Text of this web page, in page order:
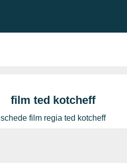
film ted kotcheff
schede film regia ted kotcheff